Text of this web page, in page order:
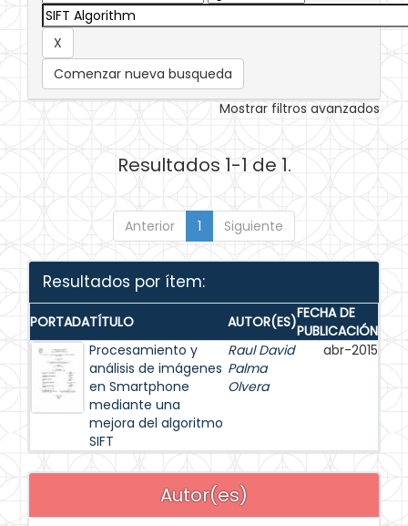
Comenzar nueva busqueda
Mostrar filtros avanzados
Resultados 1-1 de 1.
Anterior 1 Siguiente
Resultados por ítem:
PORTADATÍTULO AUTOR(ES)FECHA DE
PUBLICACIÓN
Procesamiento y
análisis de imágenes
en Smartphone
mediante una
mejora del algoritmo
SIFT
Raul David
Palma
Olvera
abr-2015
Autor(es)